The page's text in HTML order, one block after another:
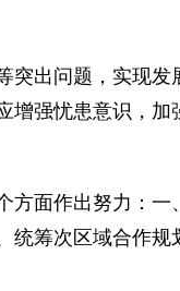
出问题，实现发
增强忧患意识，
面作出努力：一
筹次区域合作